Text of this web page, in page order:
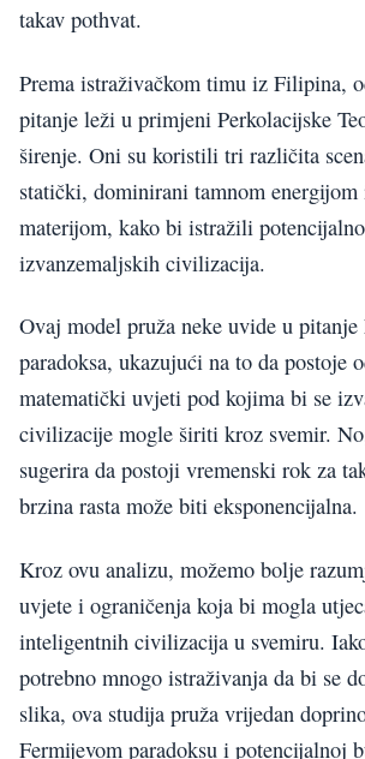
takav pothvat.
Prema istraživačkom timu iz Filipina,
pitanje leži u primjeni Perkolacijske
širenje. Oni su koristili tri različita
statički, dominirani tamnom
materijom, kako bi istražili
izvanzemaljskih civilizacija.
Ovaj model pruža neke uvide u pitanje
paradoksa, ukazujući na to da postoje
matematički uvjeti pod kojima bi se
civilizacije mogle širiti kroz svemir.
sugerira da postoji vremenski rok za
brzina rasta može biti eksponencijalna.
Kroz ovu analizu, možemo bolje
uvjete i ograničenja koja bi mogla
inteligentnih civilizacija u svemiru.
potrebno mnogo istraživanja da bi se
slika, ova studija pruža vrijedan
Fermijevom paradoksu i potencijalnoj